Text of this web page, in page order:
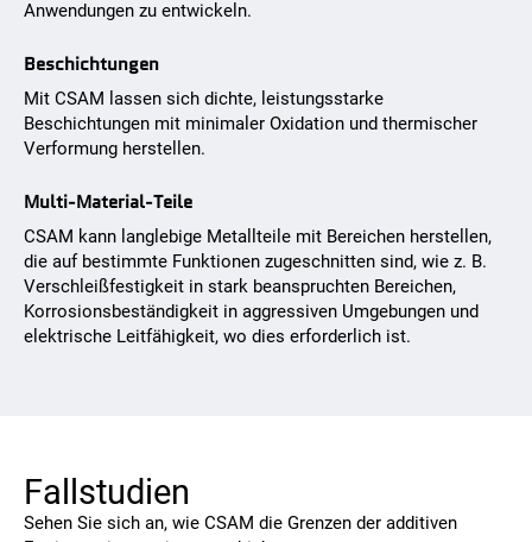
Anwendungen zu entwickeln.
Beschichtungen
Mit CSAM lassen sich dichte, leistungsstarke
Beschichtungen mit minimaler Oxidation und thermischer
Verformung herstellen.
Multi-Material-Teile
CSAM kann langlebige Metallteile mit Bereichen herstellen,
die auf bestimmte Funktionen zugeschnitten sind, wie z. B.
Verschleißfestigkeit in stark beanspruchten Bereichen,
Korrosionsbeständigkeit in aggressiven Umgebungen und
elektrische Leitfähigkeit, wo dies erforderlich ist.
Fallstudien
Sehen Sie sich an, wie CSAM die Grenzen der additiven